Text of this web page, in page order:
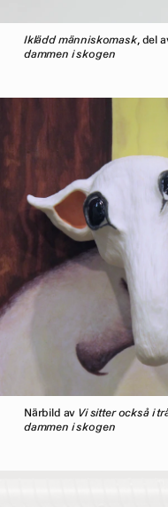
Iklädd människomask, del
dammen i skogen
Närbild av Vi sitter också i
dammen i skogen